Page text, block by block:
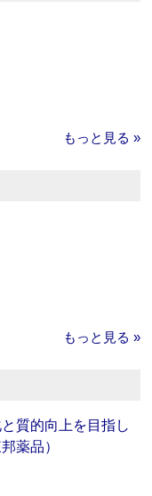
もっと見る »
もっと見る »
質的向上を目指し
薬品）